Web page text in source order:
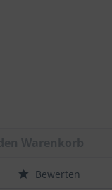
Bewerten